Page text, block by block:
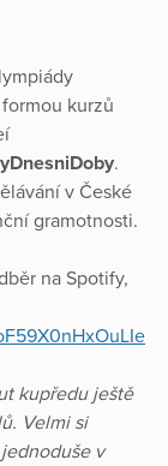
kurzů
.
v České
gramotnosti.
na Spotify,
kupředu ještě
Velmi si
v